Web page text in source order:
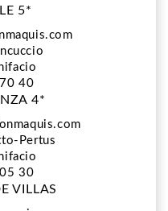
Recherche
5*
40
4*
Pertus
30
VILLAS